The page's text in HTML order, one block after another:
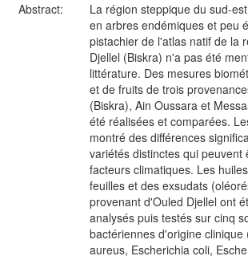
Abstract:
La région steppique du sud-
en arbres endémiques et peu
pistachier de l'atlas natif de la
Djellel (Biskra) n'a pas été
littérature. Des mesures
et de fruits de trois
(Biskra), Ain Oussara et
été réalisées et comparées.
montré des différences
variétés distinctes qui peuvent
facteurs climatiques. Les
feuilles et des exsudats
provenant d'Ouled Djellel ont
analysés puis testés sur cinq
bactériennes d'origine clinique
aureus, Escherichia coli,